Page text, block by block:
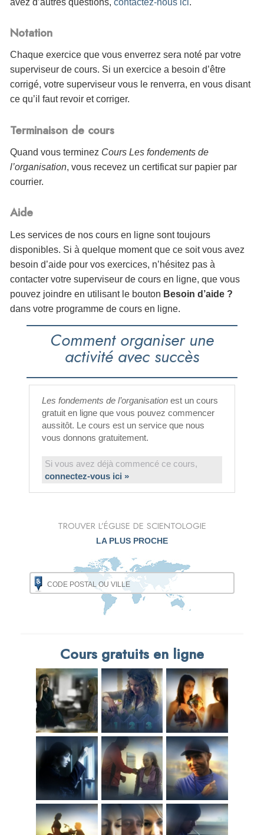
Notation
Chaque exercice que vous enverrez sera noté par votre
superviseur de cours. Si un exercice a besoin d’être
corrigé, votre superviseur vous le renverra, en vous disant
ce qu’il faut revoir et corriger.
Terminaison de cours
Quand vous terminez Cours Les fondements de
l’organisation, vous recevez un certificat sur papier par
courrier.
Aide
Les services de nos cours en ligne sont toujours
disponibles. Si à quelque moment que ce soit vous avez
besoin d’aide pour vos exercices, n’hésitez pas à
contacter votre superviseur de cours en ligne, que vous
pouvez joindre en utilisant le bouton Besoin d’aide ?
dans votre programme de cours en ligne.
Comment organiser une
activité avec succès
Les fondements de l’organisation est un cours
gratuit en ligne que vous pouvez commencer
aussitôt. Le cours est un service que nous
vous donnons gratuitement.
Si vous avez déjà commencé ce cours,
connectez-vous ici »
TROUVER L’ÉGLISE DE SCIENTOLOGIE
LA PLUS PROCHE
Cours gratuits en ligne